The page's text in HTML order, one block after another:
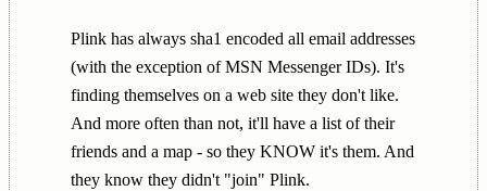
Plink has always sha1 encoded all email addresses
(with the exception of MSN Messenger IDs). It's
finding themselves on a web site they don't like.
And more often than not, it'll have a list of their
friends and a map - so they KNOW it's them. And
they know they didn't "join" Plink.